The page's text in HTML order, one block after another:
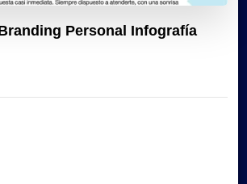
Personal Infografía